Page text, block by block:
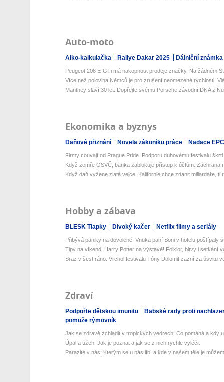
Auto-moto
Alko-kalkulačka Rallye Dakar 2025 Dálniční
Peugeot 208 E-GTi má nakopnout prodeje značky. Na žádném
Více než polovina Němců je pro zrušení neomezené rychlosti.
Manthey slaví 30 let: Dopřejte svému Porsche závodní DNA z
Ekonomika a byznys
Daňové přiznání Novela zákoníku práce Nadace
Firmy couvají od Prague Pride. Podporu duhovému festivalu škrtl
Když zemře OSVČ, banka zablokuje přístup k účtům. Záchrana
Když daň vyžene zlatá vejce. Kalifornie chce zdanit miliardáře, ti
Hobby a zábava
BLESK Tlapky Divoký kačer Netflix filmy a seriály
Přibývá paniky na dovolené: Vnuka paní Soni v hotelu poštípaly
Tipy na víkend: Harry Potter na výstavě! Folklor, bitvy i setkání
Sraz v šest ráno. Vrchol festivalu Tóny Dolomit zazní za úsvitu
Zdraví
Podpořte dětskou imunitu
Babské rady proti
pomůže rýmovník
Jak se zdravě zchladit v tropických vedrech: Co pomáhá a kdy
Úpal a úžeh: Jak je poznat a jak se z nich rychle vyléčit
Parazité v nás: Kterým se u nás líbí a kde v našem těle je